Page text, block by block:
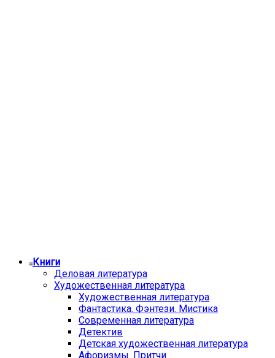
Книги
Деловая литература
Художественная литература
Художественная литература
Фантастика. Фэнтези. Мистика
Современная литература
Детектив
Детская художественная литература
Афоризмы. Притчи